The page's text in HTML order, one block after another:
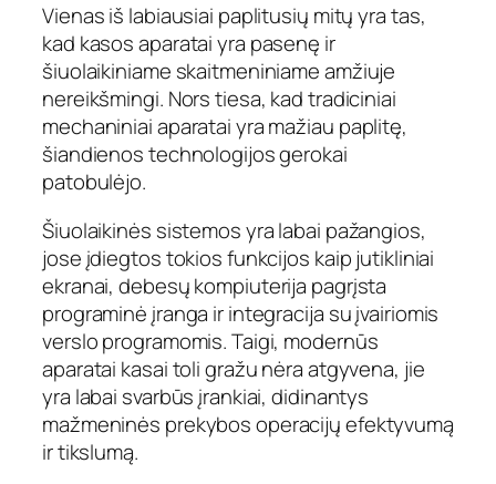
Vienas iš labiausiai paplitusių mitų yra tas,
kad kasos aparatai yra pasenę ir
šiuolaikiniame skaitmeniniame amžiuje
nereikšmingi. Nors tiesa, kad tradiciniai
mechaniniai aparatai yra mažiau paplitę,
šiandienos technologijos gerokai
patobulėjo.
Šiuolaikinės sistemos yra labai pažangios,
jose įdiegtos tokios funkcijos kaip jutikliniai
ekranai, debesų kompiuterija pagrįsta
programinė įranga ir integracija su įvairiomis
verslo programomis. Taigi, modernūs
aparatai kasai toli gražu nėra atgyvena, jie
yra labai svarbūs įrankiai, didinantys
mažmeninės prekybos operacijų efektyvumą
ir tikslumą.